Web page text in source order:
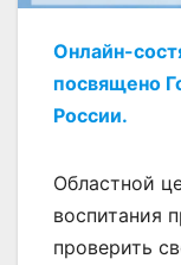
Онлайн-
посвящено
России.
Областной
воспитания
проверить